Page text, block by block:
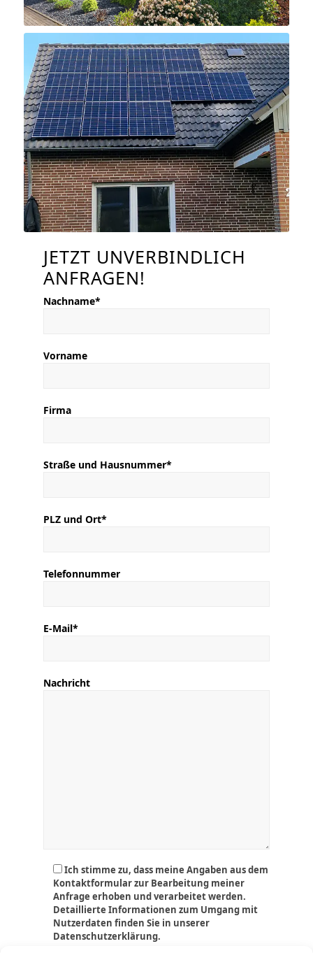
JETZT UNVERBINDLICH
ANFRAGEN!
Nachname*
Vorname
Firma
Straße und Hausnummer*
PLZ und Ort*
Telefonnummer
E-Mail*
Nachricht
Ich stimme zu, dass meine Angaben aus dem
Kontaktformular zur Bearbeitung meiner
Anfrage erhoben und verarbeitet werden.
Detaillierte Informationen zum Umgang mit
Nutzerdaten finden Sie in unserer
Datenschutzerklärung.